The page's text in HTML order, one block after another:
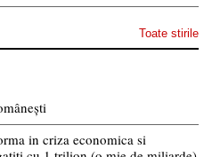
Toate stirile
in criza economica si